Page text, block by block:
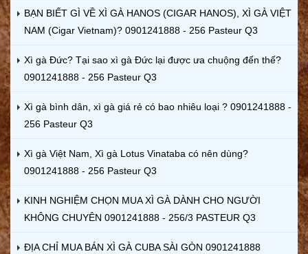
BẠN BIẾT GÌ VỀ XÌ GÀ HANOS (CIGAR HANOS), XÌ GÀ VIỆT
NAM (Cigar Vietnam)? 0901241888 - 256 Pasteur Q3
Xì gà Đức? Tại sao xì gà Đức lại được ưa chuộng đến thế?
0901241888 - 256 Pasteur Q3
Xì gà bình dân, xì gà giá rẻ có bao nhiêu loại ? 0901241888 -
256 Pasteur Q3
Xì gà Việt Nam, Xì gà Lotus Vinataba có nên dùng?
0901241888 - 256 Pasteur Q3
KINH NGHIỆM CHỌN MUA XÌ GÀ DÀNH CHO NGƯỜI
KHÔNG CHUYÊN 0901241888 - 256/3 PASTEUR Q3
ĐỊA CHỈ MUA BÁN XÌ GÀ CUBA SÀI GÒN 0901241888